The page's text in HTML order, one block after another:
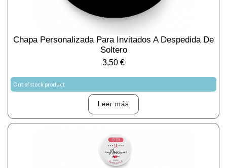
Chapa Personalizada Para Invitados A Despedida De
Soltero
3,50 €
Out of stock product
Leer más